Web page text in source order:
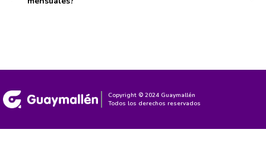
Copyright © 2024 Guaymallén
Todos los derechos reservados